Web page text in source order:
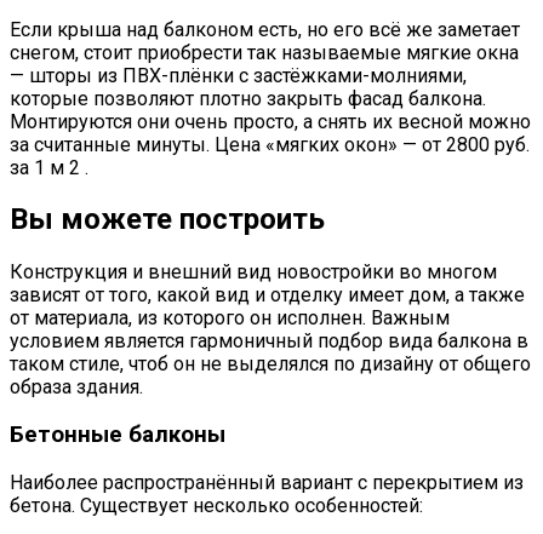
Если крыша над балконом есть, но его всё же заметает
снегом, стоит приобрести так называемые мягкие окна
— шторы из ПВХ-плёнки с застёжками-молниями,
которые позволяют плотно закрыть фасад балкона.
Монтируются они очень просто, а снять их весной можно
за считанные минуты. Цена «мягких окон» — от 2800 руб.
за 1 м 2 .
Вы можете построить
Конструкция и внешний вид новостройки во многом
зависят от того, какой вид и отделку имеет дом, а также
от материала, из которого он исполнен. Важным
условием является гармоничный подбор вида балкона в
таком стиле, чтоб он не выделялся по дизайну от общего
образа здания.
Бетонные балконы
Наиболее распространённый вариант с перекрытием из
бетона. Существует несколько особенностей: